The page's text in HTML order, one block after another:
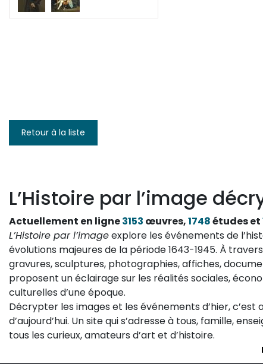
Retour à la liste
L’Histoire par l’image
Actuellement en ligne3153 œuvres,1748études et
L’Histoire par l’imageexplore les événements de
évolutions majeures de la période 1643-1945. À
gravures, sculptures, photographies, affiches,
proposent un éclairage sur les réalités sociales,
culturelles d’une époque.
Décrypter les images et les événements d’hier, c’est
d’aujourd’hui. Un site qui s’adresse à tous, famille,
tous les curieux, amateurs d’art et d’histoire.